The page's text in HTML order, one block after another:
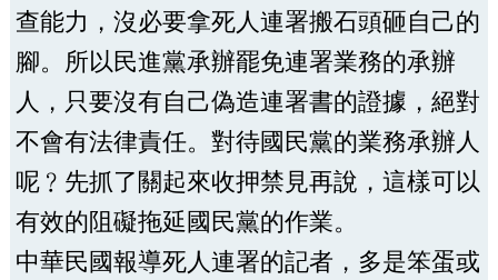
查能力，沒必要拿死人連署搬石頭砸自己的
腳。所以民進黨承辦罷免連署業務的承辦
人，只要沒有自己偽造連署書的證據，絕對
不會有法律責任。對待國民黨的業務承辦人
呢﹖先抓了關起來收押禁見再說，這樣可以
有效的阻礙拖延國民黨的作業。
中華民國報導死人連署的記者，多是笨蛋或